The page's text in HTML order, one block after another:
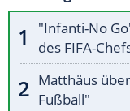
"Infanti-No
des FIFA-
Matthäus
Fußball"